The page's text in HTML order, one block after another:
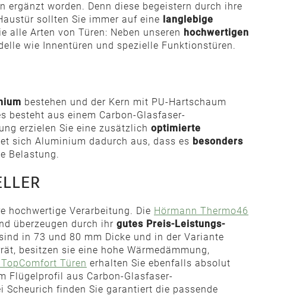
worden. Denn diese begeistern durch ihre
sollten Sie immer auf eine langlebige
Arten von Türen: Neben unseren hochwertigen
wie Innentüren und spezielle Funktionstüren.
bestehen und der Kern mit PU-Hartschaum
besteht aus einem Carbon-Glasfaser-
erzielen Sie eine zusätzlich optimierte
sich Aluminium dadurch aus, dass es besonders
Belastung.
hochwertige Verarbeitung. Die Hörmann Thermo46
überzeugen durch ihr gutes Preis-Leistungs-
sind in 73 und 80 mm Dicke und in der Variante
besitzen sie eine hohe Wärmedämmung,
Türen erhalten Sie ebenfalls absolut
Flügelprofil aus Carbon-Glasfaser-
Scheurich finden Sie garantiert die passende